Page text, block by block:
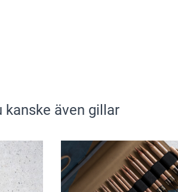
kanske även gillar